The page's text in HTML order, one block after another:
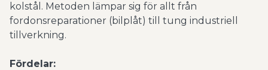
kolstål. Metoden lämpar sig för allt från
fordonsreparationer (bilplåt) till tung industriell
tillverkning.
Fördelar: